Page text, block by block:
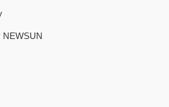
trong các tiệm bánh có đa dạng
của máy trộn bột đánh
NEWSUN